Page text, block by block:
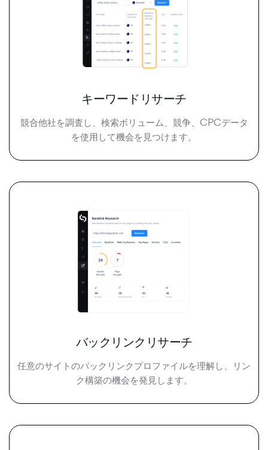
キーワードリサーチ
競合他社を調査し、検索ボリューム、競争、CPCデータ
を使用して機会を見つけます。
バックリンクリサーチ
任意のサイトのバックリンクプロファイルを理解し、リン
ク構築の機会を発見します。